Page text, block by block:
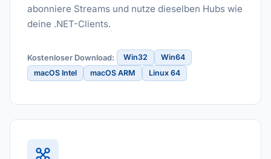
abonniere Streams und nutze dieselben Hubs wie
deine .NET-Clients.
Kostenloser Download: Win32
Win64
macOS Intel
macOS ARM Linux 64